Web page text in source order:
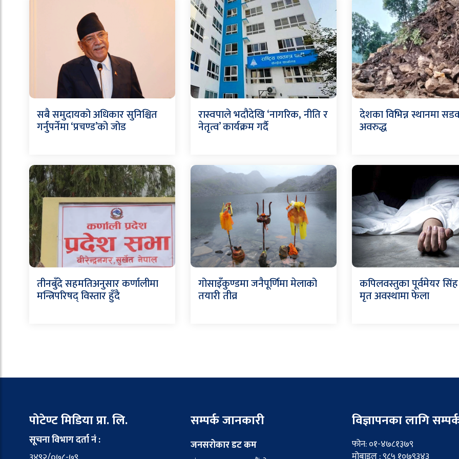
सबै समुदायको अधिकार सुनिश्चित
गर्नुपर्नेमा ‘प्रचण्ड’को जोड
रास्वपाले भदौदेखि ‘नागरिक, नीति र
नेतृत्व’ कार्यक्रम गर्दै
देशका विभिन्न स्थानमा
अवरुद्ध
तीनबुँदे सहमतिअनुसार कर्णालीमा
मन्त्रिपरिषद् विस्तार हुँदै
गोसाइँकुण्डमा जनैपूर्णिमा मेलाको
तयारी तीव्र
कपिलवस्तुका पूर्वमेयर
मृत अवस्थामा फेला
पोटेण्ट मिडिया प्रा. लि.
सूचना विभाग दर्ता नं :
सम्पर्क जानकारी
जनसरोकार डट कम
विज्ञापनका लागि
फोन: ०१-४७८१३७९